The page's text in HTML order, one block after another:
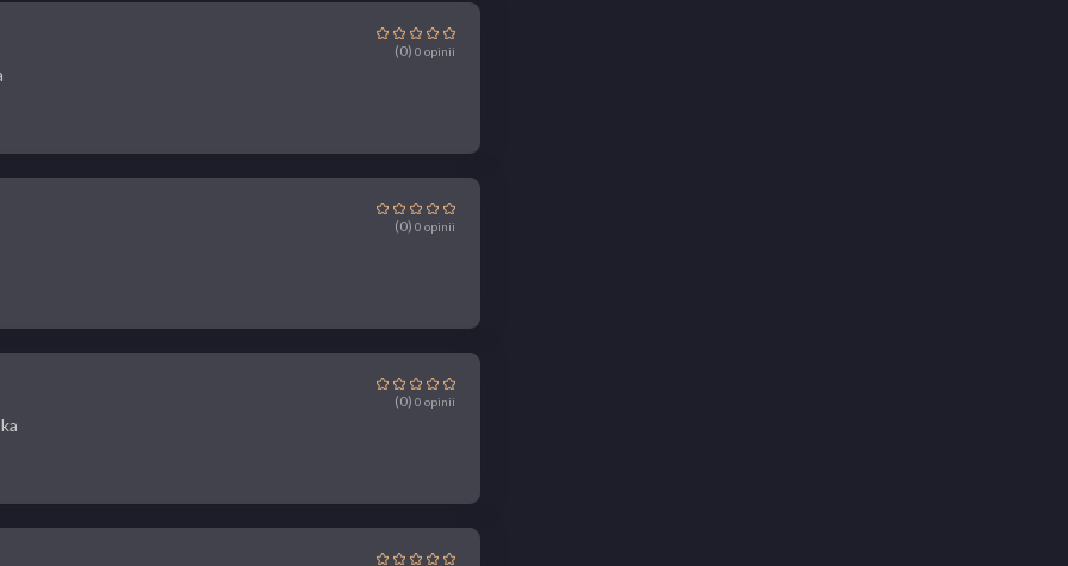
(0) 0 opinii
(0) 0 opinii
(0) 0 opinii